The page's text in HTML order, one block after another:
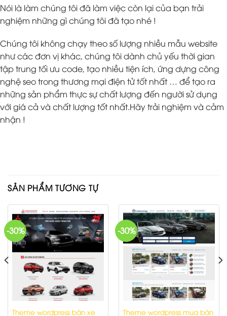
Nói là làm chúng tôi đã làm việc còn lại của bạn trải
nghiệm những gì chúng tôi đã tạo nhé !
Chúng tôi không chạy theo số lượng nhiều mẫu website
như các đơn vị khác, chúng tôi dành chủ yếu thời gian
tập trung tối ưu code, tạo nhiều tiện ích, ứng dựng công
nghệ seo trong thương mại điện tử tốt nhất … để tạo ra
những sản phẩm thực sự chất lượng đến người sử dụng
với giá cả và chất lượng tốt nhất.Hãy trải nghiệm và cảm
nhận !
SẢN PHẨM TƯƠNG TỰ
-30%
Theme wordpress bán xe
-30%
Theme wordpress mua bán